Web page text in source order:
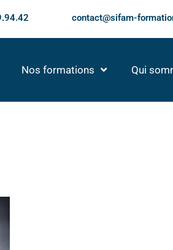
contact@sifam-
Nos formations Qui